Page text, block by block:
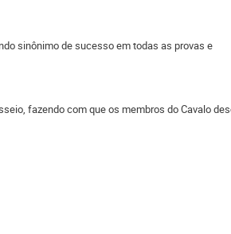
sinônimo de sucesso em todas as provas e
fazendo com que os membros do Cavalo